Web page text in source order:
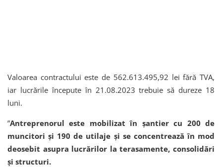
Valoarea contractului este de 562.613.495,92 lei fără TVA,
iar lucrările începute în 21.08.2023 trebuie să dureze 18
luni.
”Antreprenorul este mobilizat în șantier cu 200 de
muncitori și 190 de utilaje și se concentrează în mod
deosebit asupra lucrărilor la terasamente, consolidări
și structuri.